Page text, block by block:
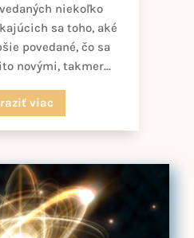
niekoľko
sa toho, aké
povedané, čo sa
novými, takmer...
viac